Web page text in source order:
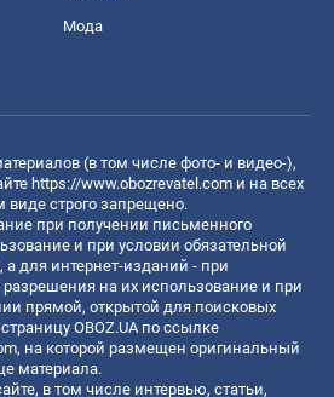
Мода
(в том числе фото- и видео-),
https://www.obozrevatel.com и на всех
строго запрещено.
при получении письменного
и при условии обязательной
а для интернет-изданий - при
на их использование и при
прямой, открытой для поисковых
OBOZ.UA по ссылке
, на которой размещен оригинальный
материала.
в том числе интервью, статьи,